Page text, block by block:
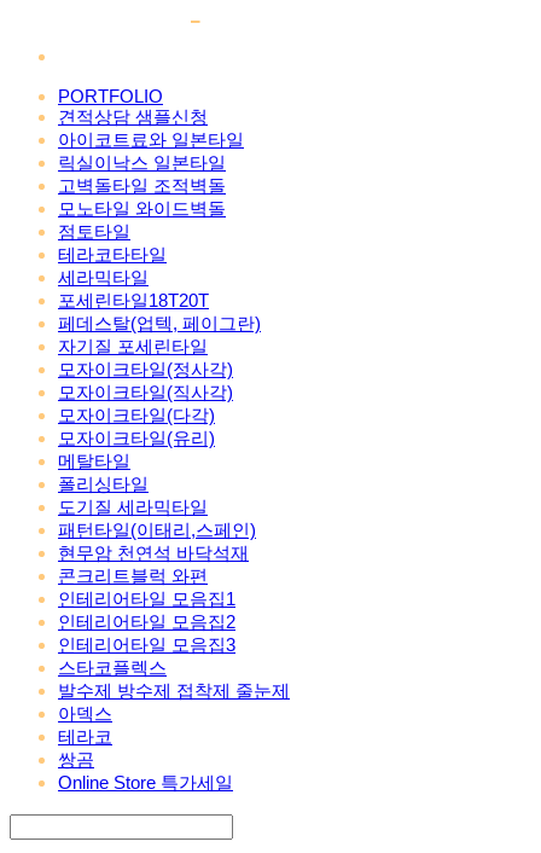
PORTFOLIO
견적상담 샘플신청
아이코트료와 일본타일
릭실이낙스 일본타일
고벽돌타일 조적벽돌
모노타일 와이드벽돌
점토타일
테라코타타일
세라믹타일
포세린타일18T20T
페데스탈(업텍, 페이그란)
자기질 포세린타일
모자이크타일(정사각)
모자이크타일(직사각)
모자이크타일(다각)
모자이크타일(유리)
메탈타일
폴리싱타일
도기질 세라믹타일
패턴타일(이태리,스페인)
현무암 천연석 바닥석재
콘크리트블럭 와편
인테리어타일 모음집1
인테리어타일 모음집2
인테리어타일 모음집3
스타코플렉스
발수제 방수제 접착제 줄눈제
아덱스
테라코
쌍곰
Online Store 특가세일